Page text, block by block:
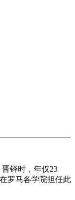
铎时，年仅23
罗马各学院担任此